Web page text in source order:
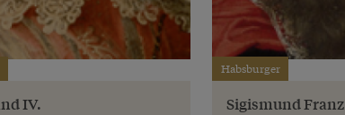
IV.
Habsburger
Sigismund Franz